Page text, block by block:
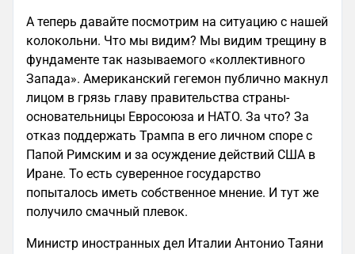
А теперь давайте посмотрим на ситуацию с нашей
колокольни. Что мы видим? Мы видим трещину в
фундаменте так называемого «коллективного
Запада». Американский гегемон публично макнул
лицом в грязь главу правительства страны-
основательницы Евросоюза и НАТО. За что? За
отказ поддержать Трампа в его личном споре с
Папой Римским и за осуждение действий США в
Иране. То есть суверенное государство
попыталось иметь собственное мнение. И тут же
получило смачный плевок.
Министр иностранных дел Италии Антонио Таяни